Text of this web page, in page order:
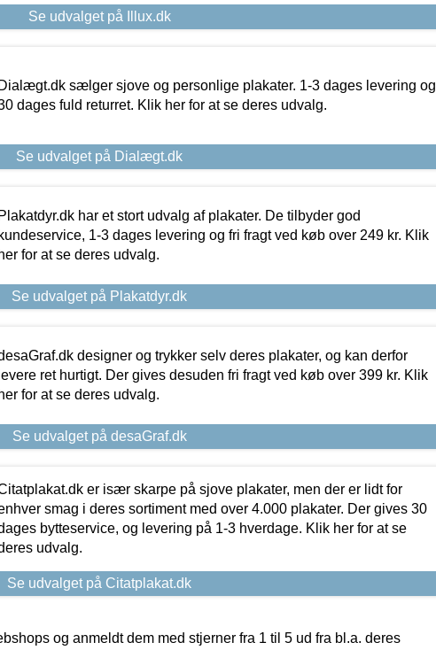
Se udvalget på Illux.dk
Dialægt.dk sælger sjove og personlige plakater. 1-3 dages levering og
dages fuld returret. Klik her for at se deres udvalg.
Se udvalget på Dialægt.dk
Plakatdyr.dk har et stort udvalg af plakater. De tilbyder god
kundeservice, 1-3 dages levering og fri fragt ved køb over 249 kr. Klik
her for at se deres udvalg.
Se udvalget på Plakatdyr.dk
designer og trykker selv deres plakater, og kan derfor
levere ret hurtigt. Der gives desuden fri fragt ved køb over 399 kr. Klik
her for at se deres udvalg.
Se udvalget på desaGraf.dk
er især skarpe på sjove plakater, men der er lidt for
smag i deres sortiment med over 4.000 plakater. Der gives 30
bytteservice, og levering på 1-3 hverdage. Klik her for at se
udvalg.
Se udvalget på Citatplakat.dk
og anmeldt dem med stjerner fra 1 til 5 ud fra bl.a. deres